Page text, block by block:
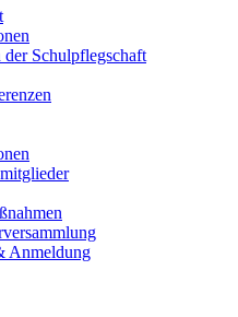
der Schulpflegschaft
Anmeldung